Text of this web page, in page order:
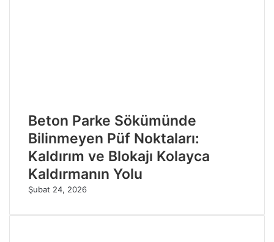
Beton Parke Sökümünde
Bilinmeyen Püf Noktaları:
Kaldırım ve Blokajı Kolayca
Kaldırmanın Yolu
Şubat 24, 2026